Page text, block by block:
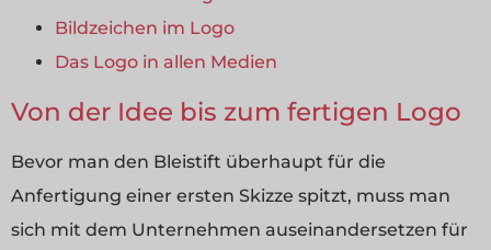
Bildzeichen im Logo
Das Logo in allen Medien
Von der Idee bis zum fertigen Logo
Bevor man den Bleistift überhaupt für die
Anfertigung einer ersten Skizze spitzt, muss man
sich mit dem Unternehmen auseinandersetzen für